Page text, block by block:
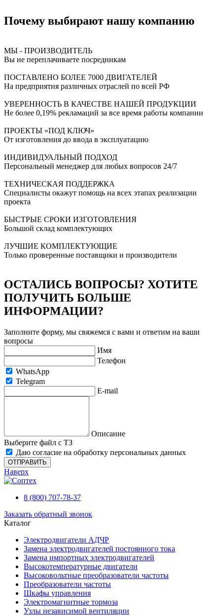
Почему выбирают нашу компанию
МЫ - ПРОИЗВОДИТЕЛЬ
Вы не переплачиваете посредникам
ПОСТАВЛЕНО БОЛЕЕ 7000 ДВИГАТЕЛЕЙ
На предприятия различных отраслей по всей РФ
УВЕРЕННОСТЬ В КАЧЕСТВЕ НАШЕЙ ПРОДУКЦИИ
Не более 0,19% рекламаций за все время работы компании
ПРОЕКТЫ «ПОД КЛЮЧ»
От изготовления до ввода в эксплуатацию
ИНДИВИДУАЛЬНЫЙ ПОДХОД
Персональный менеджер для любых вопросов 24/7
ТЕХНИЧЕСКАЯ ПОДДЕРЖКА
Специалисты окажут помощь на всех этапах реализации
проекта
БЫСТРЫЕ СРОКИ ИЗГОТОВЛЕНИЯ
Большой склад комплектующих
ЛУЧШИЕ КОМПЛЕКТУЮЩИЕ
Только проверенные поставщики и производители
ОСТАЛИСЬ ВОПРОСЫ? ХОТИТЕ
ПОЛУЧИТЬ БОЛЬШЕ
ИНФОРМАЦИИ?
Заполните форму, мы свяжемся с вами и ответим на ваши
вопросы
Имя
Телефон
WhatsApp
Telegram
E-mail
Описание
Выберите файл с ТЗ
Даю согласие на обработку персональных данных
ОТПРАВИТЬ
Наверх
8 (800) 707-78-37
Заказать обратный звонок
Каталог
Электродвигатели АДЧР
Замена электродвигателей постоянного тока
Замена импортных электродвигателей
Высокотемпературные двигатели
Высоковольтные преобразователи частоты
Преобразователи частоты
Шкафы управления
Электромагнитные тормоза
Узлы независимой вентиляции